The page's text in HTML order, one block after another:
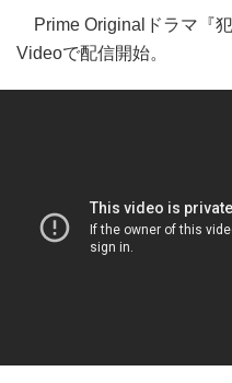
Prime Originalドラマ『
Videoで配信開始。